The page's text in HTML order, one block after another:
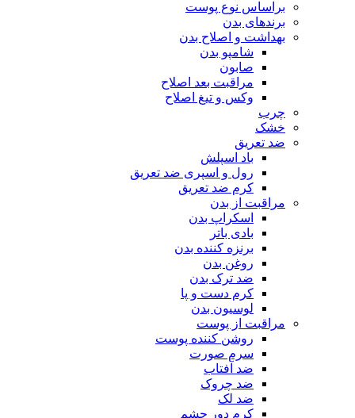
براساس نوع پوست
برندهای بدن
بهداشت و اصلاح بدن
شامپو بدن
صابون
مراقبت بعد اصلاح
وکس و تیغ اصلاح
چرب
خشک
ضد تعریق
باد اسپلش
رول و اسپری ضد تعریق
کرم ضد تعریق
مراقبت از بدن
اسکراپ بدن
بادی باتر
برنزه کننده بدن
روغن بدن
ضد ترک بدن
کرم دست و پا
لوسیون بدن
مراقبت از پوست
روشن کننده پوست
سرم صورت
ضد آفتاب
ضد چروک
ضد لک
کرم دور چشم